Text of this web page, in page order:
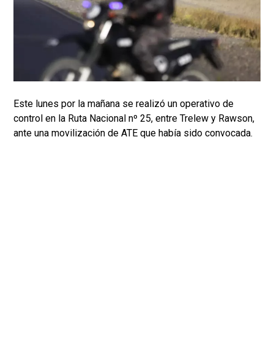
Este lunes por la mañana se realizó un operativo de
control en la Ruta Nacional nº 25, entre Trelew y Rawson,
ante una movilización de ATE que había sido convocada.